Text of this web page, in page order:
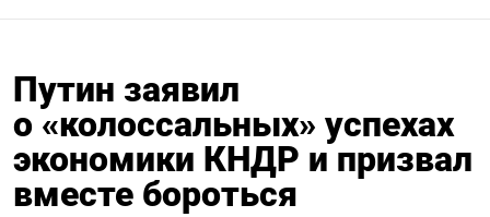
Путин заявил
о «колоссальных» успехах
экономики КНДР и призвал
вместе бороться